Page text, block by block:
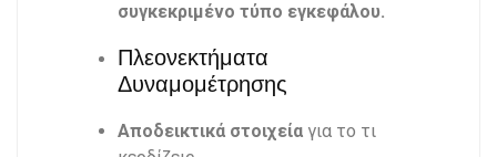
συγκεκριμένο τύπο εγκεφάλου.
Πλεονεκτήματα
Δυναμομέτρησης
Αποδεικτικά στοιχεία για το τι